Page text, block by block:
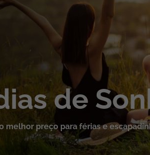
de
melhor preço para férias e